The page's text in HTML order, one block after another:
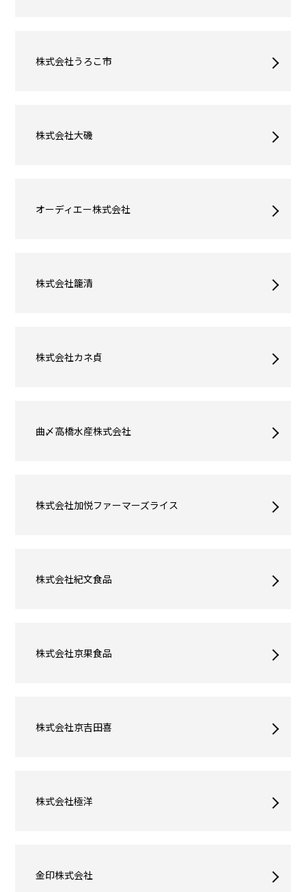
株式会社うろこ市
株式会社大磯
オーディエー株式会社
株式会社籠清
株式会社カネ貞
曲〆高橋水産株式会社
株式会社加悦ファーマーズライス
株式会社紀文食品
株式会社京果食品
株式会社京吉田喜
株式会社極洋
金印株式会社